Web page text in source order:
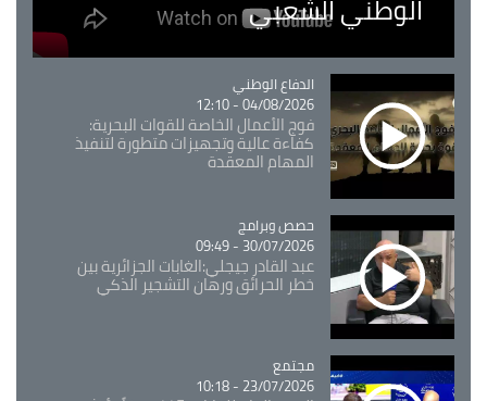
الوطني الشعبي
Catégorie
الدفاع الوطني
04/08/2026 - 12:10
فوج الأعمال الخاصة للقوات البحرية:
كفاءة عالية وتجهيزات متطورة لتنفيذ
المهام المعقدة
Catégorie
حصص وبرامج
30/07/2026 - 09:49
عبد القادر جيجلي:الغابات الجزائرية بين
خطر الحرائق ورهان التشجير الذكي
Catégorie
مجتمع
23/07/2026 - 10:18